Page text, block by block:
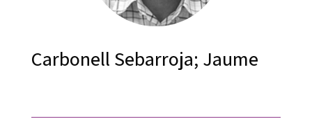
Carbonell Sebarroja; Jaume